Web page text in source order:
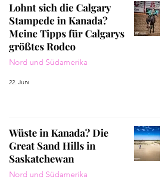
Lohnt sich die Calgary
Stampede in Kanada?
Meine Tipps für Calgarys
größtes Rodeo
Nord und Südamerika
22. Juni
Wüste in Kanada? Die
Great Sand Hills in
Saskatchewan
Nord und Südamerika